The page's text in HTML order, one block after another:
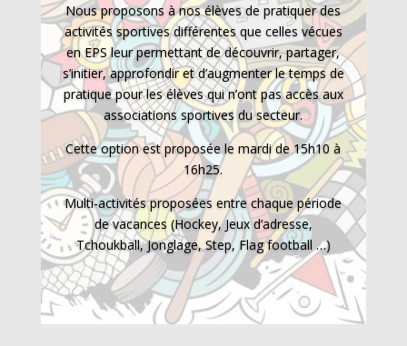
Nous proposons à nos élèves de pratiquer des
activités sportives différentes que celles vécues
en EPS leur permettant de découvrir, partager,
s’initier, approfondir et d’augmenter le temps de
pratique pour les élèves qui n’ont pas accès aux
associations sportives du secteur.
Cette option estproposéele mardi de 15h10 à
16h25.
Multi-activités proposées entre chaque période
de vacances (Hockey, Jeux d’adresse,
Tchoukball, Jonglage, Step, Flag football …)